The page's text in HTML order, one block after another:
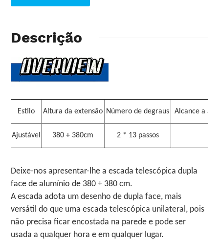
Descrição
Estilo Altura da extensão Número de degraus Alcance a
Ajustável 380 + 380cm 2 * 13 passos
Deixe-nos apresentar-lhe a escada telescópica dupla
face de alumínio de 380 + 380 cm.
A escada adota um desenho de dupla face, mais
versátil do que uma escada telescópica unilateral, pois
não precisa ficar encostada na parede e pode ser
usada a qualquer hora e em qualquer lugar.